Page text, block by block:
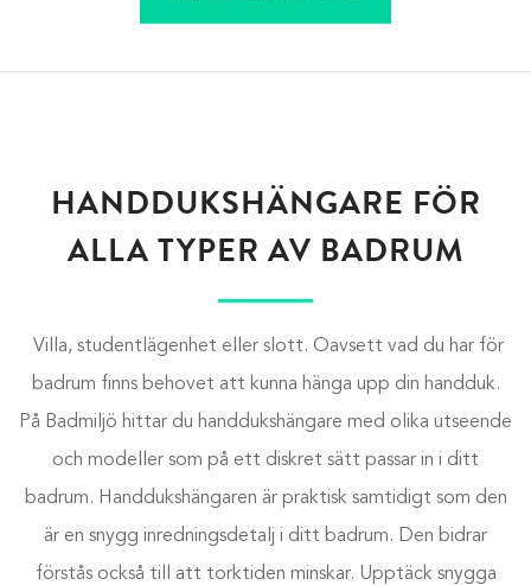
HANDDUKSHÄNGARE FÖR
ALLA TYPER AV BADRUM
Villa, studentlägenhet eller slott. Oavsett vad du har för
badrum finns behovet att kunna hänga upp din handduk.
På Badmiljö hittar du handdukshängare med olika utseende
och modeller som på ett diskret sätt passar in i ditt
badrum. Handdukshängaren är praktisk samtidigt som den
är en snygg inredningsdetalj i ditt badrum. Den bidrar
förstås också till att torktiden minskar. Upptäck snygga